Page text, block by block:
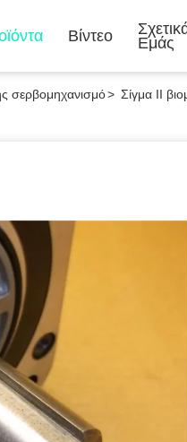
Βίντεο
Εμάς
σερβομηχανισμό> Σίγμα ΙΙ